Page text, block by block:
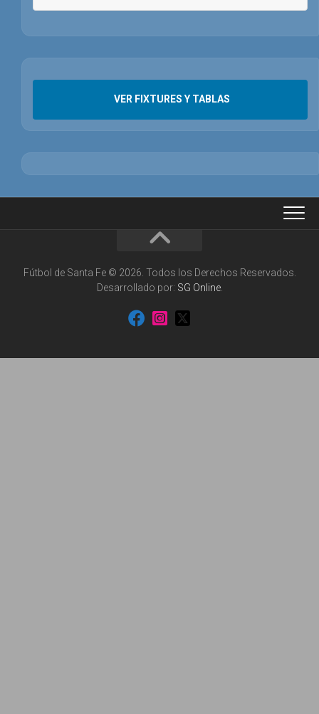
VER FIXTURES Y TABLAS
Fútbol de Santa Fe © 2026. Todos los Derechos Reservados.
Desarrollado por: SG Online.